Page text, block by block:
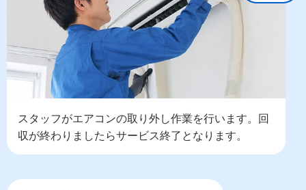
スタッフがエアコンの取り外し作業を行います。回
収が終わりましたらサービス終了となります。